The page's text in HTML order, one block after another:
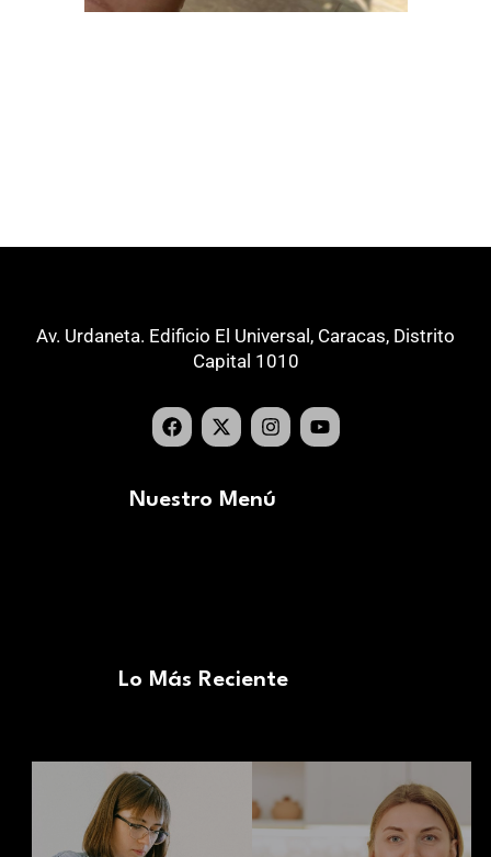
Av. Urdaneta. Edificio El Universal, Caracas, Distrito
Capital 1010
Nuestro Menú
Lo Más Reciente